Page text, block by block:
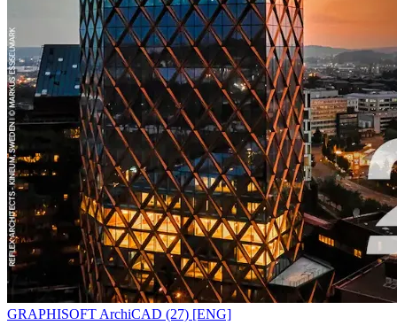
GRAPHISOFT ArchiCAD (27) [ENG]